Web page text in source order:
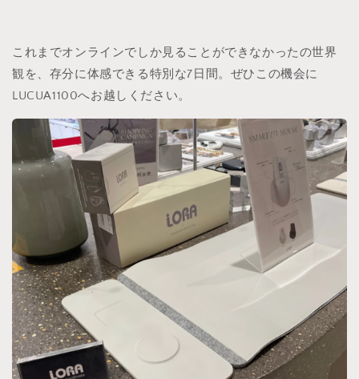
これまでオンラインでしか見ることができなかったの世界
観を、存分に体感できる特別な7日間。ぜひこの機会に
LUCUA1100へお越しください。